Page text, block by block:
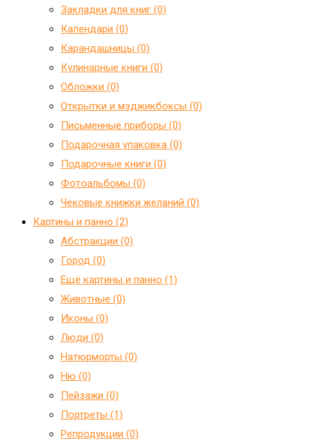
Закладки для книг (0)
Календари (0)
Карандашницы (0)
Кулинарные книги (0)
Обложки (0)
Открытки и мэджикбоксы (0)
Письменные приборы (0)
Подарочная упаковка (0)
Подарочные книги (0)
Фотоальбомы (0)
Чековые книжки желаний (0)
Картины и панно (2)
Абстракции (0)
Город (0)
Ещё картины и панно (1)
Животные (0)
Иконы (0)
Люди (0)
Натюрморты (0)
Ню (0)
Пейзажи (0)
Портреты (1)
Репродукции (0)